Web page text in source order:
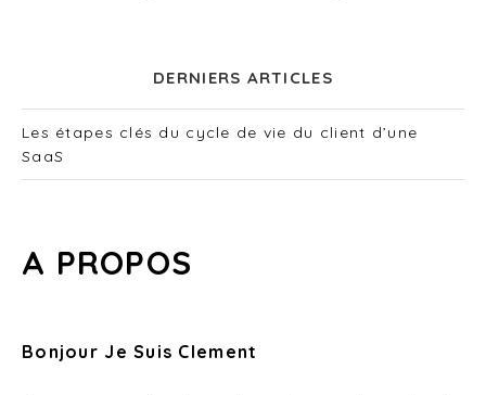
DERNIERS ARTICLES
Les étapes clés du cycle de vie du client d’une
SaaS
A PROPOS
Bonjour Je Suis Clement